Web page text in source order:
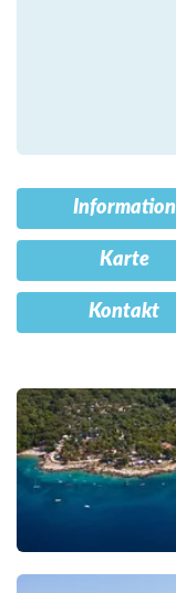
Information
Karte
Kontakt